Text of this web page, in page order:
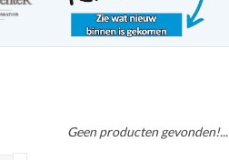
Geen producten gevonden!...